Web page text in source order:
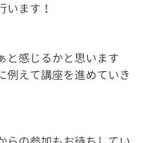
ます！
と感じるかと思います
例えて講座を進めていき